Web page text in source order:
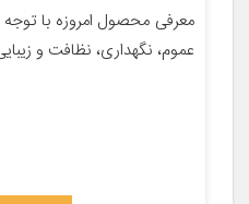
معرفی محصول امروزه با توجه
عموم، نگهداری، نظافت و